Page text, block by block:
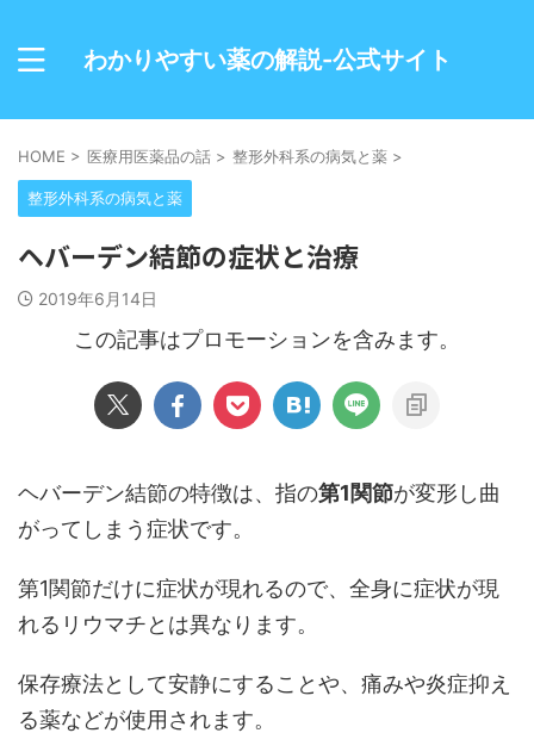
わかりやすい薬の解説-公式サイト
HOME > 医療用医薬品の話 > 整形外科系の病気と薬 >
整形外科系の病気と薬
ヘバーデン結節の症状と治療
2019年6月14日
この記事はプロモーションを含みます。
ヘバーデン結節の特徴は、指の第1関節が変形し曲
がってしまう症状です。
第1関節だけに症状が現れるので、全身に症状が現
れるリウマチとは異なります。
保存療法として安静にすることや、痛みや炎症抑え
る薬などが使用されます。